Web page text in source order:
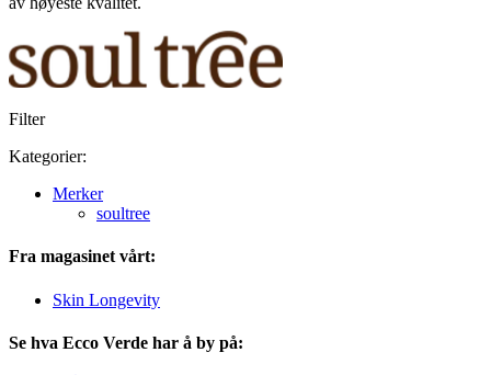
Filter
Kategorier:
Merker
soultree
Fra magasinet vårt:
Skin Longevity
Se hva Ecco Verde har å by på: